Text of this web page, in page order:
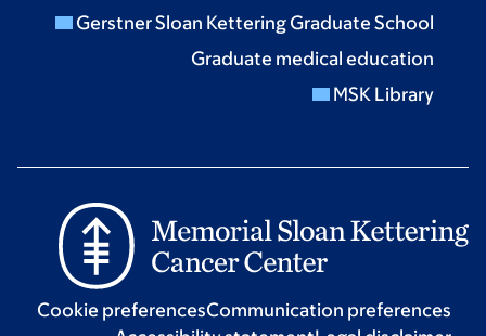
Gerstner Sloan Kettering Graduate School
Graduate medical education
MSK Library
Communication preferences
Cookie preferences